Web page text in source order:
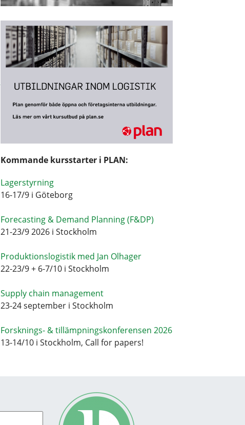
Kommande kursstarter i PLAN:
Lagerstyrning
16-17/9 i Göteborg
Forecasting & Demand Planning (F&DP)
21-23/9 2026 i Stockholm
Produktionslogistik med Jan Olhager
22-23/9 + 6-7/10 i Stockholm
Supply chain management
23-24 september i Stockholm
Forsknings- & tillämpningskonferensen 2026
13-14/10 i Stockholm, Call for papers!